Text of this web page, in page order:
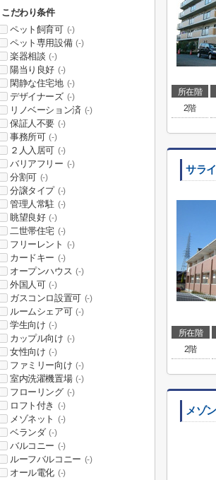
所在階
2階
サライ
所在階
2階
メゾ
こだわり条件
ペット飼育可 (-)
ペット専用設備 (-)
楽器相談 (-)
陽当り良好 (-)
閑静な住宅地 (-)
デザイナーズ (-)
リノベーション済 (-)
保証人不要 (-)
事務所可 (-)
２人入居可 (-)
バリアフリー (-)
分割可 (-)
分譲タイプ (-)
管理人常駐 (-)
眺望良好 (-)
二世帯住宅 (-)
フリーレント (-)
カードキー (-)
オープンハウス (-)
外国人可 (-)
ガスコンロ設置可 (-)
ルームシェア可 (-)
学生向け (-)
カップル向け (-)
女性向け (-)
ファミリー向け (-)
室内洗濯機置場 (-)
フローリング (-)
ロフト付き (-)
メゾネット (-)
ベランダ (-)
バルコニー (-)
ルーフバルコニー (-)
オール電化 (-)